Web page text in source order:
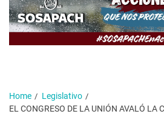
Home
Legislativo
EL CONGRESO DE LA UNIÓN AVALÓ LA